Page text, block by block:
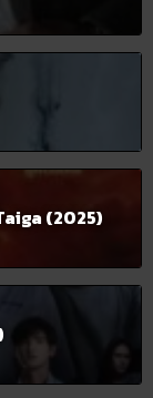
(2025)